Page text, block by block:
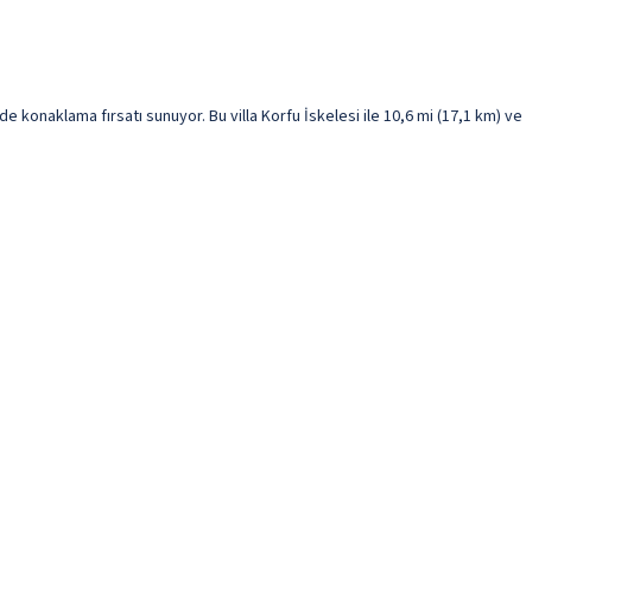
fırsatı sunuyor. Bu villa Korfu İskelesi ile 10,6 mi (17,1 km) ve